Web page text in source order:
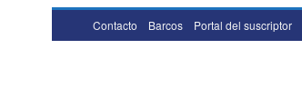
Contacto Barcos Portal del suscriptor